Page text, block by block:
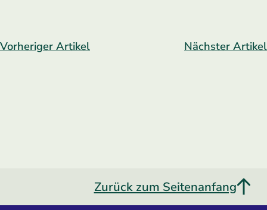
Vorheriger Artikel Nächster Artikel
Zurück zum Seitenanfang